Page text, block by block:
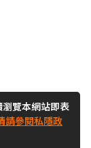
覽本網站即表
請參閱私隱政